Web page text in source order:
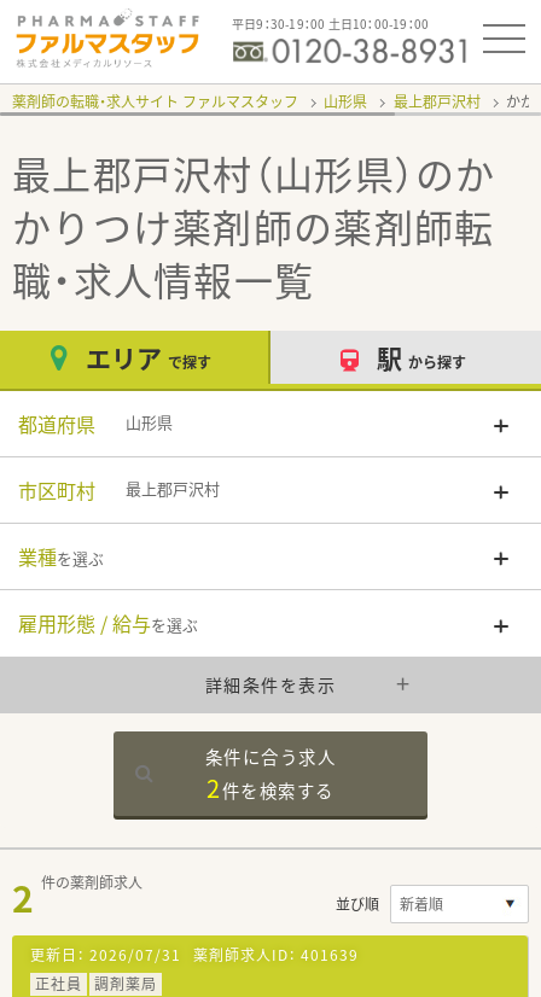
平日9：30-19：00 土日10：00-19：00
薬剤師の転職・求人サイト ファルマスタッフ 山形県 最上郡戸沢村 かか
最上郡戸沢村（山形県）のか
かりつけ薬剤師の薬剤師転
職・求人情報一覧
エリア で探す 駅 から探す
都道府県 山形県
市区町村 最上郡戸沢村
業種を選ぶ
雇用形態 / 給与を選ぶ
詳細条件を表示
条件に合う求人
2件を検索する
2 件の薬剤師求人
並び順
更新日： 2026/07/31 薬剤師求人ID： 401639
正社員
調剤薬局